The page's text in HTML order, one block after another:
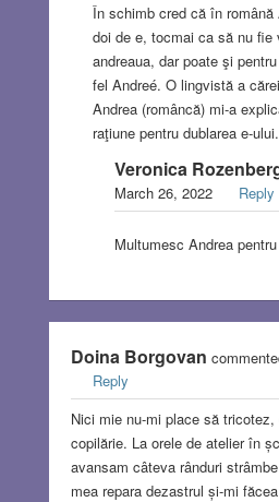
În schimb cred că în
doi de e, tocmai ca să nu fie
andreaua, dar poate şi
fel Andreé. O lingvistă a
Andrea (româncă) mi-a
raţiune pentru dublarea e-ului.
Veronica
March 26, 2022
Reply
Multumesc Andrea
Doina Borgovan
Reply
Nici mie nu-mi place să
copilărie. La orele de atelier în
avansam câteva rânduri
mea repara dezastrul și-mi făcea